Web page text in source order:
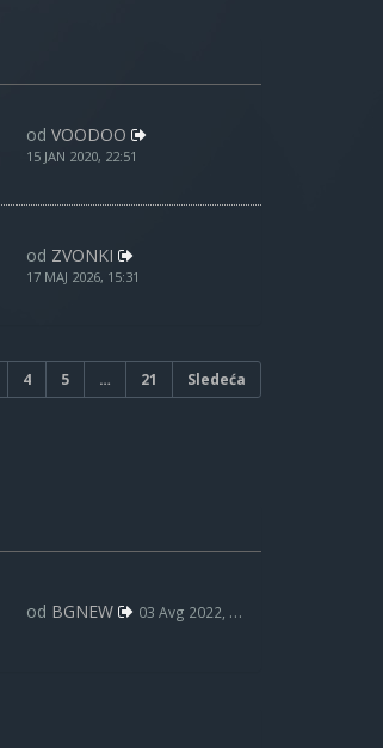
od VOODOO
15 JAN 2020, 22:51
od ZVONKI
17 MAJ 2026, 15:31
4 5 … 21 Sledeća
od BGNEW 03 Avg 2022, 09:59